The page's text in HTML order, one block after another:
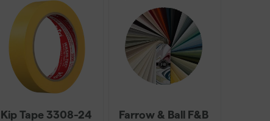
Kip Tape 3308-24
Farrow & Ball F&B